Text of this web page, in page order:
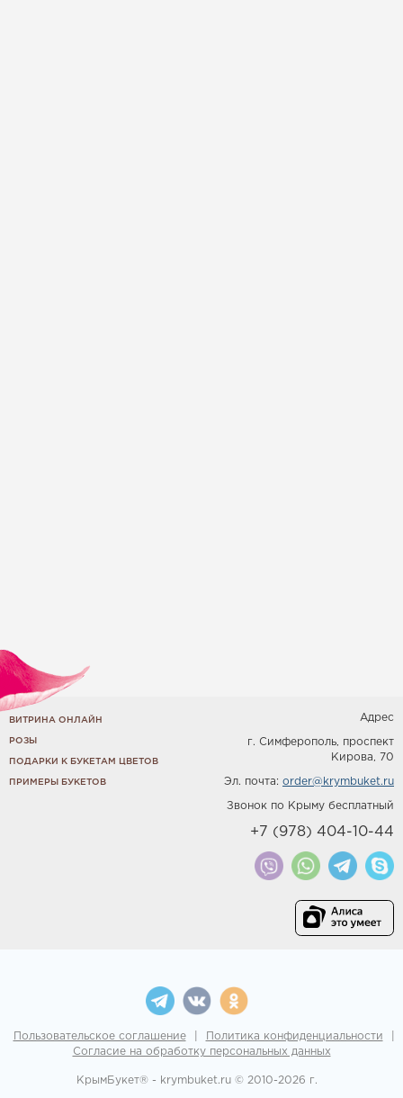
ВИТРИНА ОНЛАЙН
РОЗЫ
ПОДАРКИ К БУКЕТАМ ЦВЕТОВ
ПРИМЕРЫ БУКЕТОВ
Адрес
г. Симферополь, проспект
Кирова, 70
Эл. почта: order@krymbuket.ru
Звонок по Крыму бесплатный
+7 (978) 404-10-44
Пользовательское соглашение Политика конфиденциальности
Согласие на обработку персональных данных
КрымБукет® - krymbuket.ru © 2010-2026 г.